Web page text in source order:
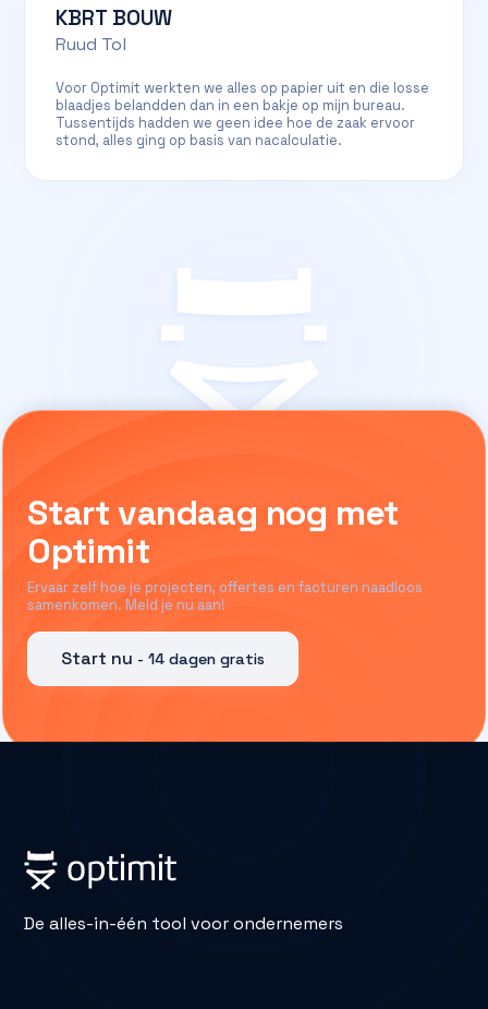
KBRT BOUW
Ruud Tol
Voor Optimit werkten we alles op papier uit en die losse
blaadjes belandden dan in een bakje op mijn bureau.
Tussentijds hadden we geen idee hoe de zaak ervoor
stond, alles ging op basis van nacalculatie.
Start vandaag nog met
Optimit
Ervaar zelf hoe je projecten, offertes en facturen naadloos
samenkomen. Meld je nu aan!
Start nu - 14 dagen gratis
De alles-in-één tool voor ondernemers